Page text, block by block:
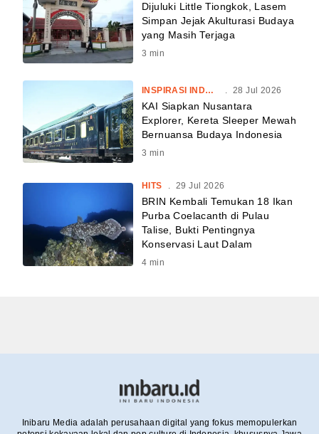
Dijuluki Little Tiongkok, Lasem
Simpan Jejak Akulturasi Budaya
yang Masih Terjaga
3 min
INSPIRASI INDONESIA . 28 Jul 2026
KAI Siapkan Nusantara
Explorer, Kereta Sleeper Mewah
Bernuansa Budaya Indonesia
3 min
HITS . 29 Jul 2026
BRIN Kembali Temukan 18 Ikan
Purba Coelacanth di Pulau
Talise, Bukti Pentingnya
Konservasi Laut Dalam
4 min
Inibaru Media adalah perusahaan digital yang fokus memopulerkan